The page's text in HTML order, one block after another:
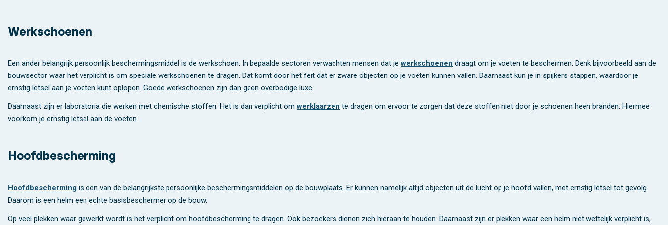
Werkschoenen
Een ander belangrijk persoonlijk beschermingsmiddel is de werkschoen. In bepaalde sectoren verwachten mensen dat jewerkschoenen draagt om je voeten te beschermen. Denk bijvoorbeeld aan de
bouwsector waar het verplicht is om speciale werkschoenen te dragen. Dat komt door het feit dat er zware objecten op je voeten kunnen vallen. Daarnaast kun je in spijkers stappen, waardoor je
ernstig letsel aan je voeten kunt oplopen. Goede werkschoenen zijn dan geen overbodige luxe.
Daarnaast zijn er laboratoria die werken met chemische stoffen. Het is dan verplicht omwerklaarzen te dragen om ervoor te zorgen dat deze stoffen niet door je schoenen heen branden. Hiermee
voorkom je ernstig letsel aan de voeten.
Hoofdbescherming
Hoofdbescherming is een van de belangrijkste persoonlijke beschermingsmiddelen op de bouwplaats. Er kunnen namelijk altijd objecten uit de lucht op je hoofd vallen, met ernstig letsel tot gevolg.
Daarom is een helm een echte basisbeschermer op de bouw.
Op veel plekken waar gewerkt wordt is het verplicht om hoofdbescherming te dragen. Ook bezoekers dienen zich hieraan te houden. Daarnaast zijn er plekken waar een helm niet wettelijk verplicht is,